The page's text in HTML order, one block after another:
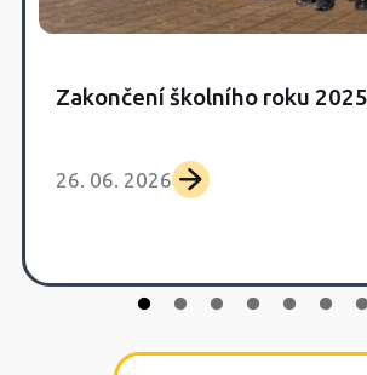
Zakončení školního roku
26. 06. 2026